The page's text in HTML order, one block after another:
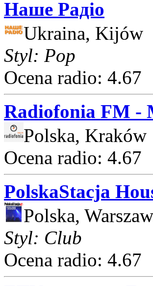
Наше Радіо
Ukraina, Kijów
Styl: Pop
Ocena radio: 4.67
Radiofonia FM -
Polska, Kraków
Ocena radio: 4.67
PolskaStacja
Polska,
Styl: Club
Ocena radio: 4.67